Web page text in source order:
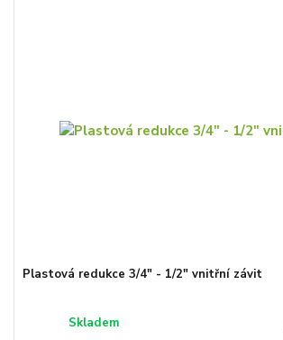
Plastová redukce 3/4" - 1/2" vnitřní závit
Skladem